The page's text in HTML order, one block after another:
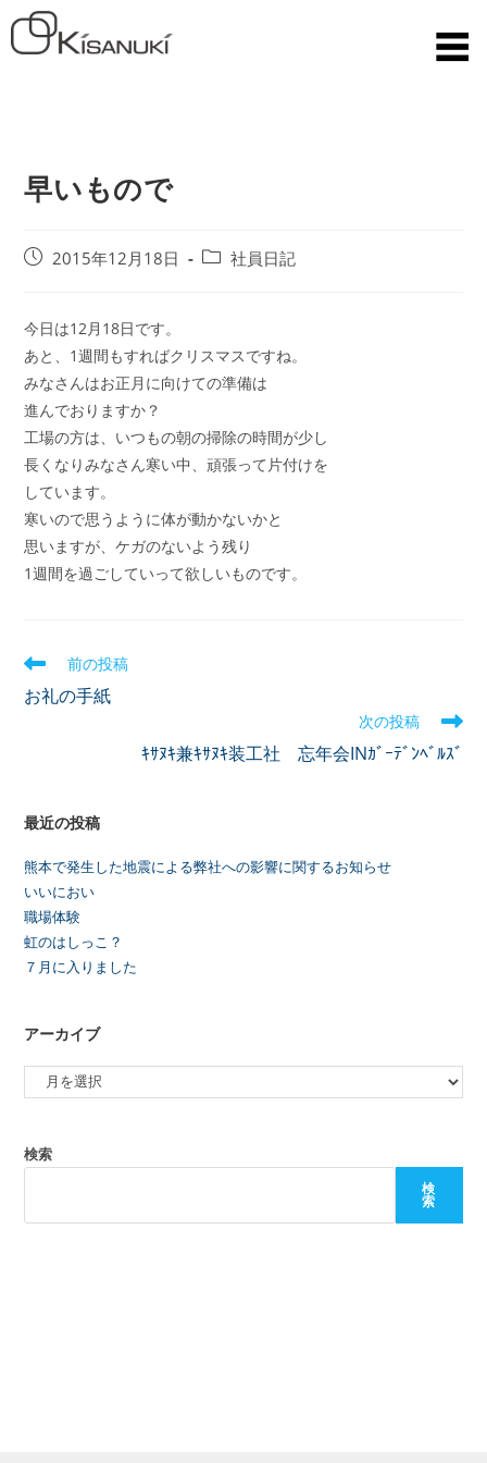
早いもので
2015年12月18日 社員日記
今日は12月18日です。
あと、1週間もすればクリスマスですね。
みなさんはお正月に向けての準備は
進んでおりますか？
工場の方は、いつもの朝の掃除の時間が少し
長くなりみなさん寒い中、頑張って片付けを
しています。
寒いので思うように体が動かないかと
思いますが、ケガのないよう残り
1週間を過ごしていって欲しいものです。
前の投稿
お礼の手紙
次の投稿
ｷｻﾇｷ兼ｷｻﾇｷ装工社 忘年会INｶﾞｰﾃﾞﾝﾍﾞﾙｽﾞ
最近の投稿
熊本で発生した地震による弊社への影響に関するお知らせ
いいにおい
職場体験
虹のはしっこ？
７月に入りました
アーカイブ
検索
検
索